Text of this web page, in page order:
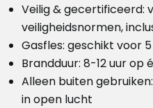
Veilig & gecertificeerd:
veiligheidsnormen,
Gasfles: geschikt voor
Brandduur: 8-12 uur op
Alleen buiten
in open lucht